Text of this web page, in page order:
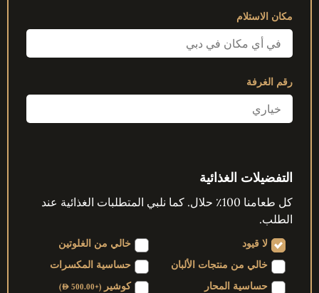
مكان الاستلام
رقم الغرفة
التفضيلات الغذائية
كل طعامنا 100٪ حلال. كما نلبي المتطلبات الغذائية عند
الطلب.
لا قيود
خالي من الغلوتين
خالي من منتجات الألبان
حساسية المكسرات
حساسية المحار
كوشير (
+
AED 500.00
)